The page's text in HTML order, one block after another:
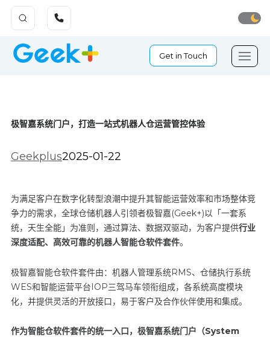
Get in Touch
极智嘉系统门户，打造一站式机器人仓运营管控体验
Geekplus2025-01-22
为满足客户在数字化转型浪潮中提升其智能运营效率和市场整体竞
争力的需求， 全球仓储机器人引领者极智嘉(Geek+)以「一套系
统，天生全能」为准则，通过算法、数据双驱动，为客户提供行业
深度适配、高效可靠的机器人智能仓软件套件。
极智嘉智能仓软件套件由：机器人管理系统RMS、仓储执行系统
WES和智能运营平台IOP三驾马车领衔组成，各系统高度模块
化，并提供灵活的开放接口，易于客户及合作伙伴使用和集成。
作为智能仓软件套件的统一入口，极智嘉系统门户（System